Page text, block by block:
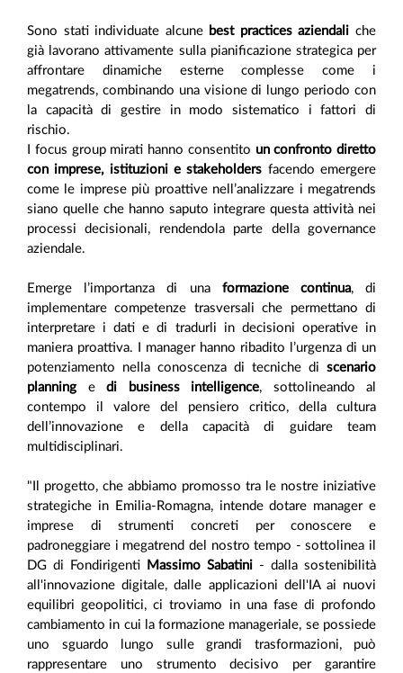
Sono stati individuate alcune best practices aziendali che
già lavorano attivamente sulla pianificazione strategica per
affrontare dinamiche esterne complesse come i
megatrends, combinando una visione di lungo periodo con
la capacità di gestire in modo sistematico i fattori di
rischio.
I focus group mirati hanno consentito un confronto diretto
con imprese, istituzioni e stakeholders facendo emergere
come le imprese più proattive nell’analizzare i megatrends
siano quelle che hanno saputo integrare questa attività nei
processi decisionali, rendendola parte della governance
aziendale.
Emerge l’importanza di unaformazione continua, di
implementare competenze trasversali che permettano di
interpretare i dati e di tradurli in decisioni operative in
maniera proattiva. I manager hanno ribadito l’urgenza di un
potenziamento nella conoscenza di tecniche di scenario
planning e di business intelligence, sottolineando al
contempo il valore del pensiero critico, della cultura
dell’innovazione e della capacità di guidare team
multidisciplinari.
"Il progetto, che abbiamo promosso tra le nostre iniziative
strategiche in Emilia-Romagna, intende dotare manager e
imprese di strumenti concreti per conoscere e
padroneggiare i megatrend del nostro tempo - sottolinea il
DG di Fondirigenti
Massimo Sabatini - dalla sostenibilità
all'innovazione digitale, dalle applicazioni dell'IA ai nuovi
equilibri geopolitici, ci troviamo in una fase di profondo
cambiamento in cui la formazione manageriale, se possiede
uno sguardo lungo sulle grandi trasformazioni, può
rappresentare uno strumento decisivo per garantire